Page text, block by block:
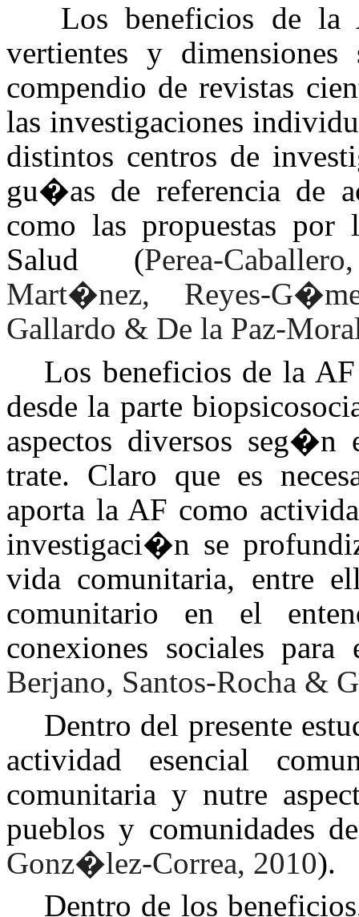
Los beneficios de la
vertientes y
compendio de revistas
las investigaciones
distintos centros de
gu�as de referencia de
como las propuestas
Salud (Perea-
Mart�nez, Reyes-
Gallardo & De la Paz-
Los beneficios de la
desde la parte
aspectos diversos
trate. Claro que es
aporta la AF como
investigaci�n se
vida comunitaria, entre
comunitario en el
conexiones sociales
Berjano, Santos-Rocha &
Dentro del presente
actividad esencial
comunitaria y nutre
pueblos y comunidades
Gonz�lez-Correa, 2010).
Dentro de los